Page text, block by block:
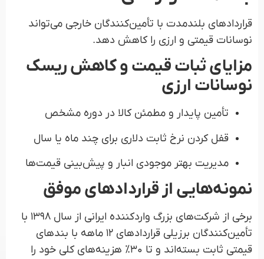
قراردادهای بلندمدت با تأمین‌کنندگان خارجی می‌تواند
نوسانات قیمتی و ارزی را کاهش دهد.
مزایای ثبات قیمت و کاهش ریسک
نوسانات ارزی
تأمین پایدار و مطمئن کالا در دوره مشخص
قفل کردن نرخ ثابت دلاری برای چند ماه یا سال
مدیریت بهتر موجودی انبار و پیش‌بینی قیمت‌ها
نمونه‌هایی از قراردادهای موفق
برخی از شرکت‌های بزرگ واردکننده ایرانی از سال ۱۳۹۸ با
تأمین‌کنندگان برزیلی قراردادهای ۱۲ ماهه با بندهای
قیمتی ثابت بسته‌اند و تا ۳۰٪ هزینه‌های کلی خود را